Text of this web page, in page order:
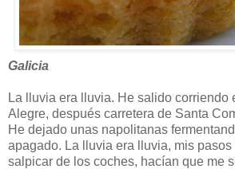
Galicia
La lluvia era lluvia. He salido corriendo
Alegre, después carretera de Santa
He dejado unas napolitanas
apagado. La lluvia era lluvia, mis pasos
salpicar de los coches, hacían que me